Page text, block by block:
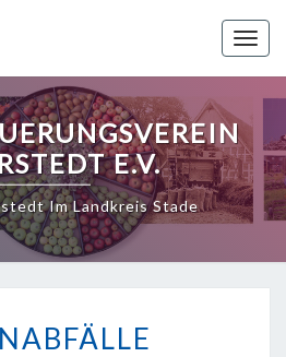
E.V.
Im Landkreis Stade
AHLERSTEDT